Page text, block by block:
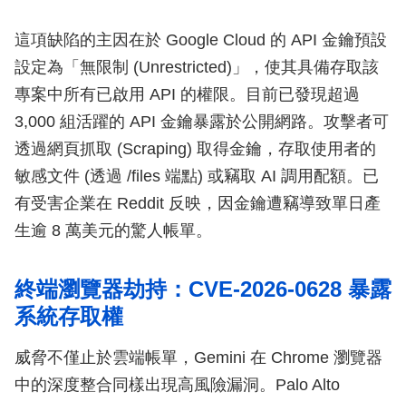
這項缺陷的主因在於 Google Cloud 的 API 金鑰預設
設定為「無限制 (Unrestricted)」，使其具備存取該
專案中所有已啟用 API 的權限。目前已發現超過
3,000 組活躍的 API 金鑰暴露於公開網路。攻擊者可
透過網頁抓取 (Scraping) 取得金鑰，存取使用者的
敏感文件 (透過 /files 端點) 或竊取 AI 調用配額。已
有受害企業在 Reddit 反映，因金鑰遭竊導致單日產
生逾 8 萬美元的驚人帳單。
終端瀏覽器劫持：CVE-2026-0628 暴露
系統存取權
威脅不僅止於雲端帳單，Gemini 在 Chrome 瀏覽器
中的深度整合同樣出現高風險漏洞。Palo Alto